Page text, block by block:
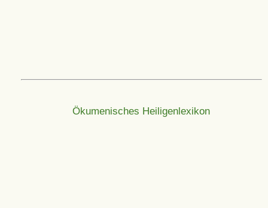
Ökumenisches Heiligenlexikon